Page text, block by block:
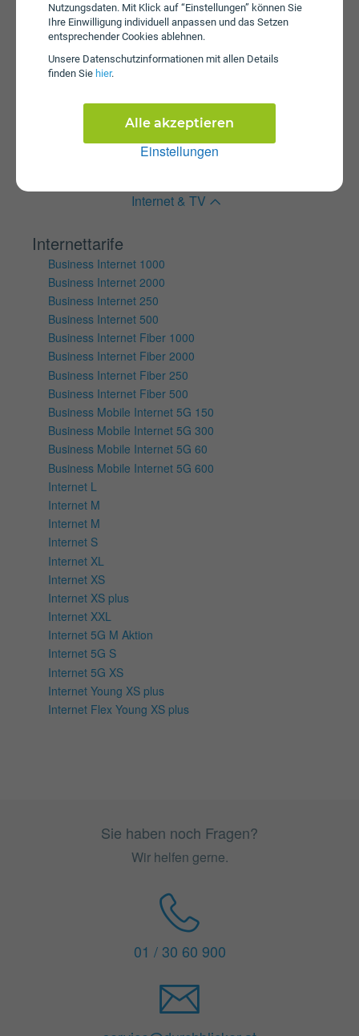
Nutzungsdaten. Mit Klick auf “Einstellungen” können Sie
Ihre Einwilligung individuell anpassen und das Setzen
entsprechender Cookies ablehnen.
Unsere Daten­schutz­informationen mit allen Details
finden Sie hier.
Einstellungen
Alle akzeptieren
Wertkartentarife
Internet Klax S Box
Internet Klax M Box
Internet KLAX 5G L
Internet Klax S
Mobile Internet Klax Basic
Mobile Internet Klax M
Internet & TV
Internettarife
Business Internet 1000
Business Internet 2000
Business Internet 250
Business Internet 500
Business Internet Fiber 1000
Business Internet Fiber 2000
Business Internet Fiber 250
Business Internet Fiber 500
Business Mobile Internet 5G 150
Business Mobile Internet 5G 300
Business Mobile Internet 5G 60
Business Mobile Internet 5G 600
Internet L
Internet M
Internet M
Internet S
Internet XL
Internet XS
Internet XS plus
Internet XXL
Internet 5G M Aktion
Internet 5G S
Internet 5G XS
Internet Young XS plus
Internet Flex Young XS plus
Sie haben noch Fragen?
Wir helfen gerne.
01 / 30 60 900